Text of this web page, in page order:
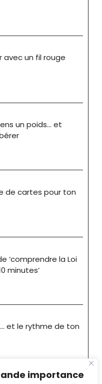
importance
avec un fil rouge
un poids… et
de cartes pour ton
‘comprendre la Loi
minutes’
et le rythme de ton